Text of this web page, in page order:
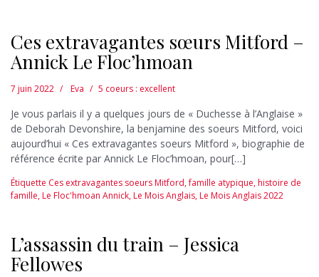
Ces extravagantes sœurs Mitford –
Annick Le Floc’hmoan
7 juin 2022 Eva 5 coeurs : excellent
Je vous parlais il y a quelques jours de « Duchesse à l’Anglaise »
de Deborah Devonshire, la benjamine des soeurs Mitford, voici
aujourd’hui « Ces extravagantes soeurs Mitford », biographie de
référence écrite par Annick Le Floc’hmoan, pour[…]
Étiquette Ces extravagantes soeurs Mitford,famille atypique,histoire de
famille,Le Floc'hmoan Annick,Le Mois Anglais,Le Mois Anglais 2022
L’assassin du train – Jessica
Fellowes